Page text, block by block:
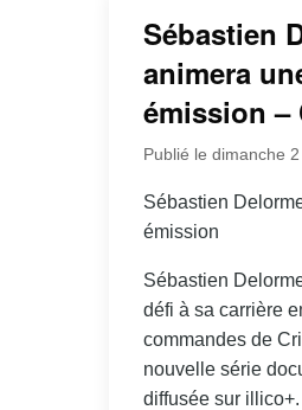
Sébastien
animera
émission –
Publié le dimanche
Sébastien
émission
Sébastien
défi à sa carrière
commandes de
nouvelle série
diffusée sur illico+.